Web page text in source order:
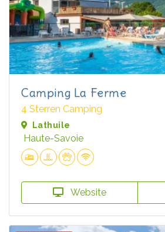
Camping La Ferme
4 Sterren Camping
Lathuile
Haute-Savoie
Website